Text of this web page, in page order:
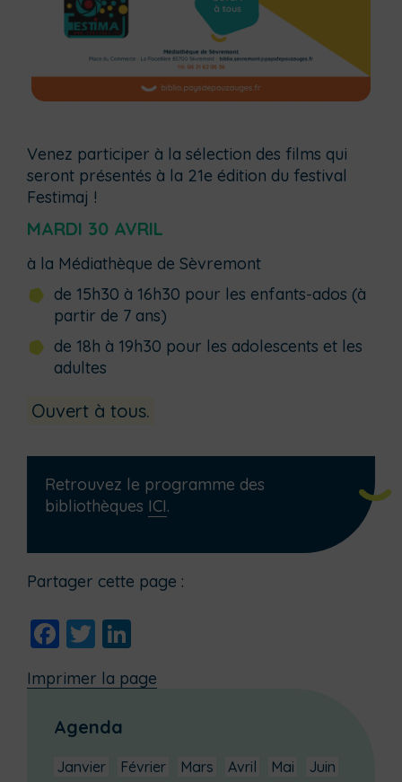
Venez participer à la sélection des films qui
seront présentés à la 21e édition du festival
Festimaj !
MARDI 30 AVRIL
à la Médiathèque de Sèvremont
de 15h30 à 16h30 pour les enfants-ados (à
partir de 7 ans)
de 18h à 19h30 pour les adolescents et les
adultes
Ouvert à tous.
Retrouvez le programme des
bibliothèques ICI.
Partager cette page :
Facebook
Twitter
Imprimer la page
Agenda
Janvier Février Mars Avril Mai Juin